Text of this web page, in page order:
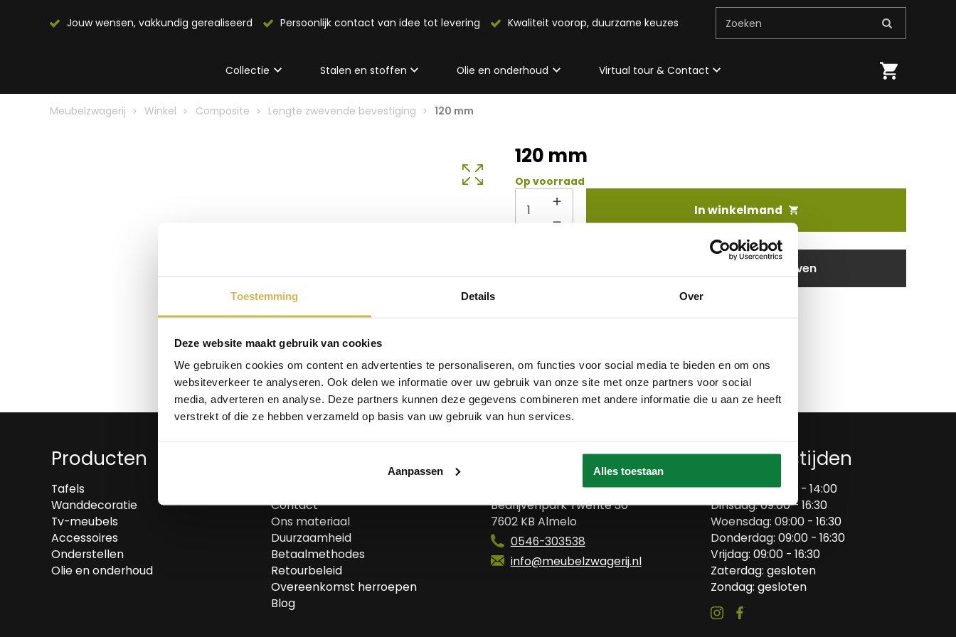
Toestemming Details Over
Deze website maakt gebruik van cookies
We gebruiken cookies om content en advertenties te personaliseren, om functies voor social media te bieden en om ons
websiteverkeer te analyseren. Ook delen we informatie over uw gebruik van onze site met onze partners voor social
media, adverteren en analyse. Deze partners kunnen deze gegevens combineren met andere informatie die u aan ze heeft
verstrekt of die ze hebben verzameld op basis van uw gebruik van hun services.
Aanpassen Alles toestaan
Jouw wensen, vakkundig gerealiseerd Persoonlijk contact van idee tot levering Kwaliteit voorop, duurzame keuzes Zoeken
Collectie Stalen en stoffen Olie en onderhoud Virtual tour & Contact
Meubelzwagerij Winkel Composite Lengte zwevende bevestiging 120 mm
120 mm
Op voorraad
In winkelmand
Info aanvragen / wensen doorgeven
Producten
Tafels
Wanddecoratie
Tv-meubels
Accessoires
Onderstellen
Olie en onderhoud
Contact
Ons materiaal
Duurzaamheid
Betaalmethodes
Retourbeleid
Overeenkomst herroepen
Blog
Bedrijvenpark Twente 30
7602 KB Almelo
0546-303538
info@meubelzwagerij.nl
Openingstijden
Maandag: 09:00 - 14:00
Dinsdag: 09:00 - 16:30
Woensdag: 09:00 - 16:30
Donderdag: 09:00 - 16:30
Vrijdag: 09:00 - 16:30
Zaterdag: gesloten
Zondag: gesloten